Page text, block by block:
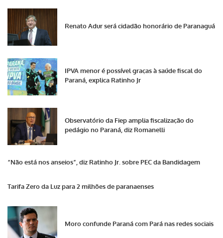
Renato Adur será cidadão honorário de Paranaguá
IPVA menor é possível graças à saúde fiscal do
Paraná, explica Ratinho Jr
Observatório da Fiep amplia fiscalização do
pedágio no Paraná, diz Romanelli
“Não está nos anseios”, diz Ratinho Jr. sobre PEC da Bandidagem
Tarifa Zero da Luz para 2 milhões de paranaenses
Moro confunde Paraná com Pará nas redes sociais